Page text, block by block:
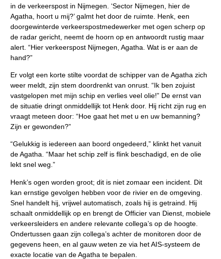
in de verkeerspost in Nijmegen. ‘Sector Nijmegen, hier de
Agatha, hoort u mij?’ galmt het door de ruimte. Henk, een
doorgewinterde verkeerspostmedewerker met ogen scherp op
de radar gericht, neemt de hoorn op en antwoordt rustig maar
alert. “Hier verkeerspost Nijmegen, Agatha. Wat is er aan de
hand?”
Er volgt een korte stilte voordat de schipper van de Agatha zich
weer meldt, zijn stem doordrenkt van onrust. “Ik ben zojuist
vastgelopen met mijn schip en verlies veel olie!” De ernst van
de situatie dringt onmiddellijk tot Henk door. Hij richt zijn rug en
vraagt meteen door: “Hoe gaat het met u en uw bemanning?
Zijn er gewonden?”
“Gelukkig is iedereen aan boord ongedeerd,” klinkt het vanuit
de Agatha. “Maar het schip zelf is flink beschadigd, en de olie
lekt snel weg.”
Henk’s ogen worden groot; dit is niet zomaar een incident. Dit
kan ernstige gevolgen hebben voor de rivier en de omgeving.
Snel handelt hij, vrijwel automatisch, zoals hij is getraind. Hij
schaalt onmiddellijk op en brengt de Officier van Dienst, mobiele
verkeersleiders en andere relevante collega’s op de hoogte.
Ondertussen gaan zijn collega’s achter de monitoren door de
gegevens heen, en al gauw weten ze via het AIS-systeem de
exacte locatie van de Agatha te bepalen.